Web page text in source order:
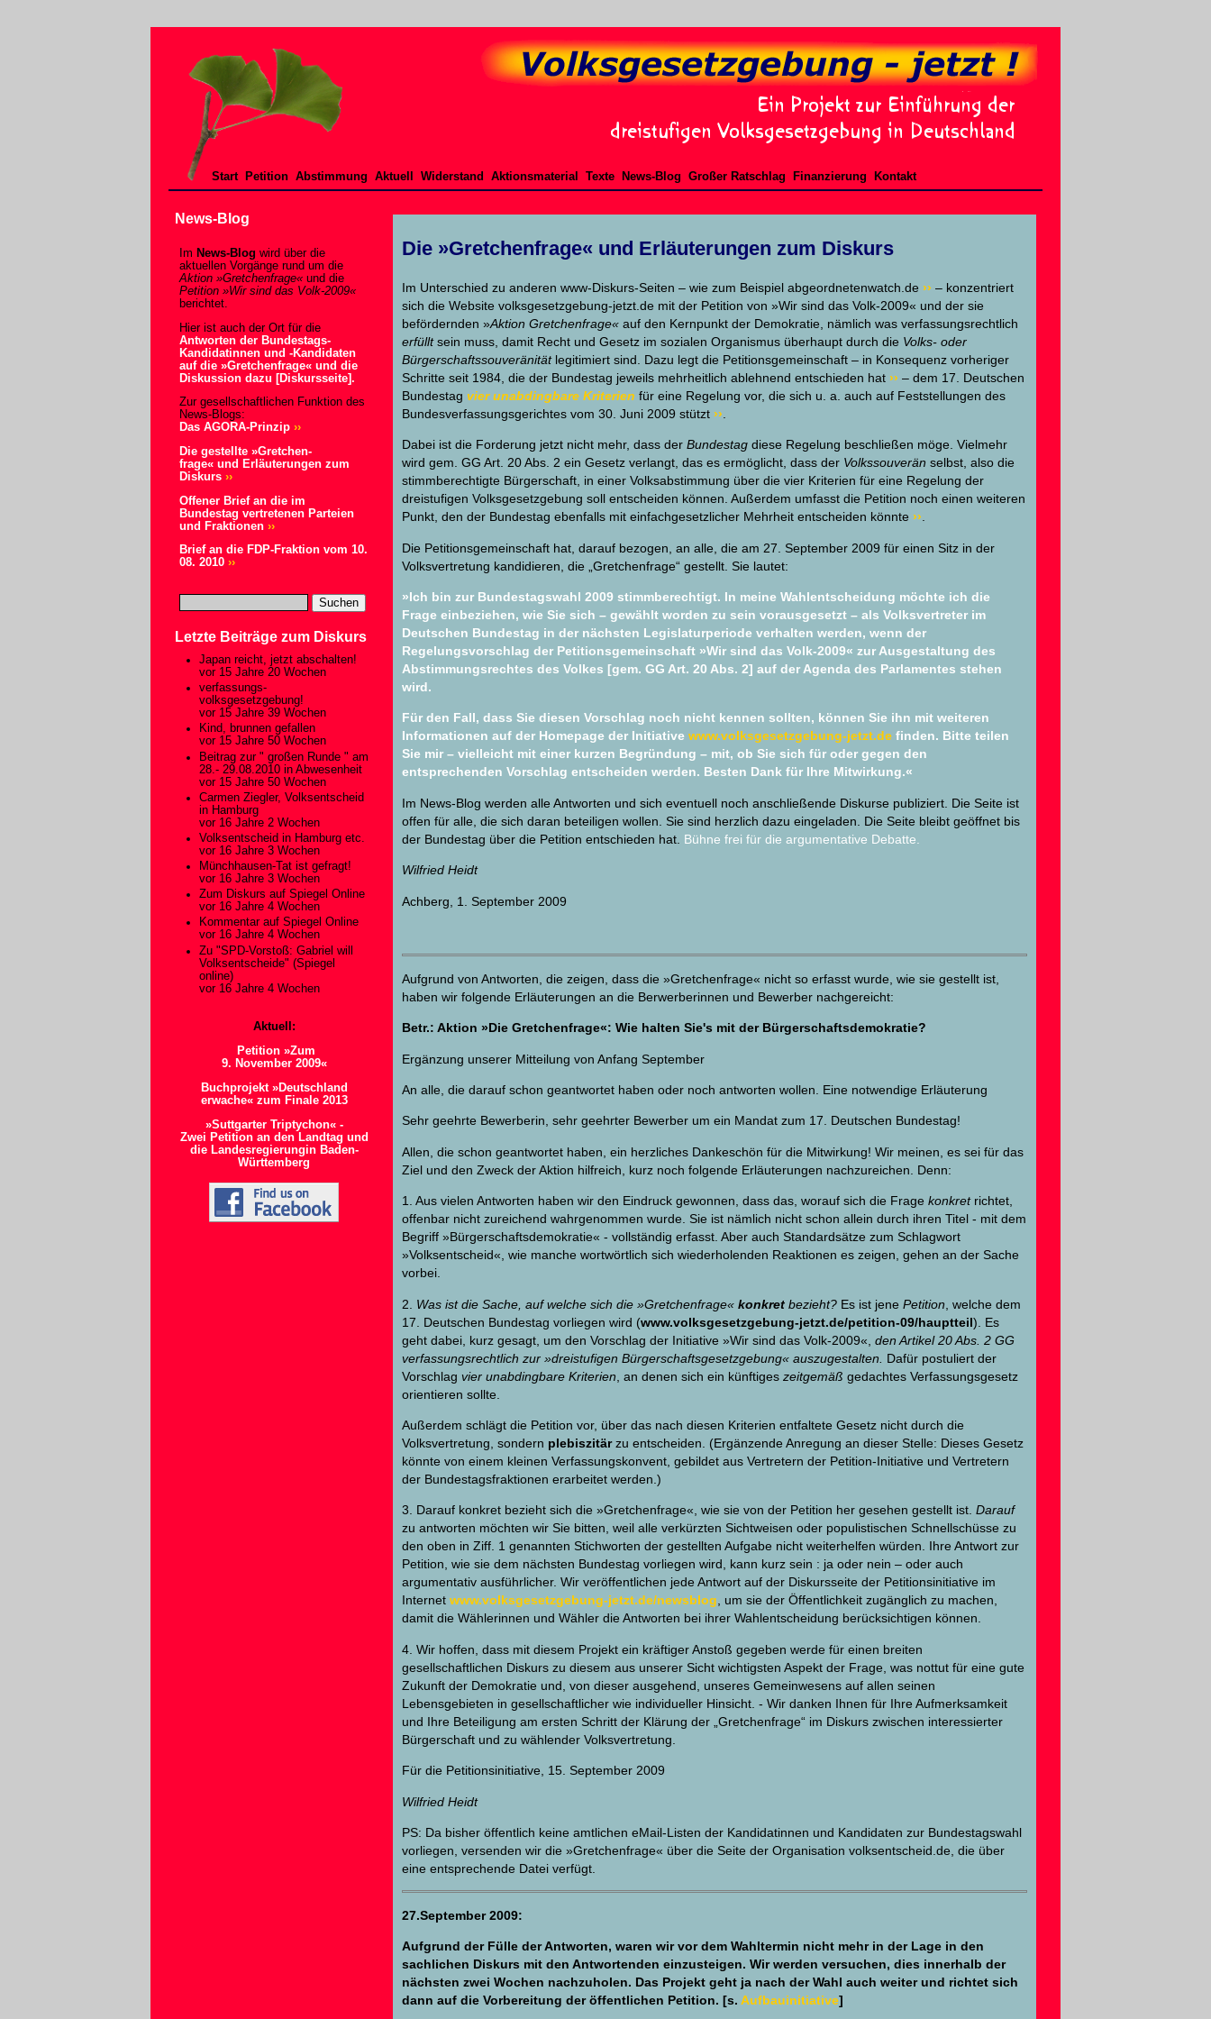
Start Petition Abstimmung Aktuell Widerstand Aktionsmaterial Texte News-Blog Großer Ratschlag Finanzierung Kontakt
News-Blog
Im News-Blog wird über die
aktuellen Vorgänge rund um die
Aktion »Gretchenfrage« und die
Petition »Wir sind das Volk-2009«
berichtet.
Hier ist auch der Ort für die
Antworten der Bundestags-
Kandidatinnen und -Kandidaten
auf die »Gretchenfrage« und die
Diskussion dazu [Diskursseite].
Zur gesellschaftlichen Funktion des
News-Blogs:
Das AGORA-Prinzip ››
Die gestellte »Gretchen-
frage« und Erläuterungen zum
Diskurs ››
Offener Brief an die im
Bundestag vertretenen Parteien
und Fraktionen ››
Brief an die FDP-Fraktion vom 10.
08. 2010 ››
Letzte Beiträge zum Diskurs
Japan reicht, jetzt abschalten!
vor 15 Jahre 20 Wochen
verfassungs-
volksgesetzgebung!
vor 15 Jahre 39 Wochen
Kind, brunnen gefallen
vor 15 Jahre 50 Wochen
Beitrag zur " großen Runde " am
28.- 29.08.2010 in Abwesenheit
vor 15 Jahre 50 Wochen
Carmen Ziegler, Volksentscheid
in Hamburg
vor 16 Jahre 2 Wochen
Volksentscheid in Hamburg etc.
vor 16 Jahre 3 Wochen
Münchhausen-Tat ist gefragt!
vor 16 Jahre 3 Wochen
Zum Diskurs auf Spiegel Online
vor 16 Jahre 4 Wochen
Kommentar auf Spiegel Online
vor 16 Jahre 4 Wochen
Zu "SPD-Vorstoß: Gabriel will
Volksentscheide" (Spiegel
online)
vor 16 Jahre 4 Wochen
Aktuell:
Petition »Zum
9. November 2009«
Buchprojekt »Deutschland
erwache« zum Finale 2013
»Suttgarter Triptychon« -
Zwei Petition an den Landtag und
die Landesregierungin Baden-
Württemberg
Die »Gretchenfrage« und Erläuterungen zum Diskurs
Im Unterschied zu anderen www-Diskurs-Seiten – wie zum Beispiel abgeordnetenwatch.de›› – konzentriert
sich die Website volksgesetzgebung-jetzt.de mit der Petition von »Wir sind das Volk-2009« und der sie
befördernden »Aktion Gretchenfrage« auf den Kernpunkt der Demokratie, nämlich was verfassungsrechtlich
erfülltsein muss, damit Recht und Gesetz im sozialen Organismus überhaupt durch die Volks- oder
Bürgerschaftssouveränität legitimiert sind. Dazu legt die Petitionsgemeinschaft – in Konsequenz vorheriger
Schritte seit 1984, die der Bundestag jeweils mehrheitlich ablehnend entschieden hat›› – dem 17. Deutschen
Bundestagvier unabdingbare Kriterien für eine Regelung vor, die sich u. a. auch auf Feststellungen des
Bundesverfassungsgerichtes vom 30. Juni 2009 stützt››
Dabei ist die Forderung jetzt nicht mehr, dass derBundestag diese Regelung beschließen möge. Vielmehr
wird gem. GG Art. 20 Abs. 2 ein Gesetz verlangt, das es ermöglicht, dass der Volkssouverän selbst, also die
stimmberechtigte Bürgerschaft, in einer Volksabstimmung über die vier Kriterien für eine Regelung der
dreistufigen Volksgesetzgebung soll entscheiden können. Außerdem umfasst die Petition noch einen weiteren
Punkt, den der Bundestag ebenfalls mit einfachgesetzlicher Mehrheit entscheiden könnte››.
Die Petitionsgemeinschaft hat, darauf bezogen, an alle, die am 27. September 2009 für einen Sitz in der
Volksvertretung kandidieren, die „Gretchenfrage“ gestellt. Sie lautet:
»Ich bin zur Bundestagswahl 2009 stimmberechtigt. In meine Wahlentscheidung möchte ich die
Frage einbeziehen, wie Sie sich – gewählt worden zu sein vorausgesetzt – als Volksvertreter im
Deutschen Bundestag in der nächsten Legislaturperiode verhalten werden, wenn der
Regelungsvorschlag der Petitionsgemeinschaft »Wir sind das Volk-2009« zur Ausgestaltung des
Abstimmungsrechtes des Volkes [gem. GG Art. 20 Abs. 2] auf der Agenda des Parlamentes stehen
wird.
Für den Fall, dass Sie diesen Vorschlag noch nicht kennen sollten, können Sie ihn mit weiteren
Informationen auf der Homepage der Initiativewww.volksgesetzgebung-jetzt.de finden. Bitte teilen
Sie mir – vielleicht mit einer kurzen Begründung – mit, ob Sie sich für oder gegen den
entsprechenden Vorschlag entscheiden werden. Besten Dank für Ihre Mitwirkung.«
Im News-Blog werden alle Antworten und sich eventuell noch anschließende Diskurse publiziert. Die Seite ist
offen für alle, die sich daran beteiligen wollen. Sie sind herzlich dazu eingeladen. Die Seite bleibt geöffnet bis
der Bundestag über die Petition entschieden hat. Bühne frei für die argumentative Debatte.
Wilfried Heidt
Achberg, 1. September 2009
Aufgrund von Antworten, die zeigen, dass die »Gretchenfrage« nicht so erfasst wurde, wie sie gestellt ist,
haben wir folgende Erläuterungen an die Berwerberinnen und Bewerber nachgereicht:
Betr.: Aktion »Die Gretchenfrage«: Wie halten Sie's mit der Bürgerschaftsdemokratie?
Ergänzung unserer Mitteilung von Anfang September
An alle, die darauf schon geantwortet haben oder noch antworten wollen. Eine notwendige Erläuterung
Sehr geehrte Bewerberin, sehr geehrter Bewerber um ein Mandat zum 17. Deutschen Bundestag!
Allen, die schon geantwortet haben, ein herzliches Dankeschön für die Mitwirkung! Wir meinen, es sei für das
Ziel und den Zweck der Aktion hilfreich, kurz noch folgende Erläuterungen nachzureichen. Denn:
1. Aus vielen Antworten haben wir den Eindruck gewonnen, dass das, worauf sich die Fragekonkretrichtet,
offenbar nicht zureichend wahrgenommen wurde. Sie ist nämlich nicht schon allein durch ihren Titel - mit dem
Begriff »Bürgerschaftsdemokratie« - vollständig erfasst. Aber auch Standardsätze zum Schlagwort
»Volksentscheid«, wie manche wortwörtlich sich wiederholenden Reaktionen es zeigen, gehen an der Sache
vorbei.
2. Was ist die Sache, auf welche sich die »Gretchenfrage« konkret bezieht? Es ist jenePetition , welche dem
17. Deutschen Bundestag vorliegen wird (www.volksgesetzgebung-jetzt.de/petition-09/hauptteil). Es
geht dabei, kurz gesagt, um den Vorschlag der Initiative »Wir sind das Volk-2009«,den Artikel 20 Abs. 2 GG
verfassungsrechtlich zur »dreistufigen Bürgerschaftsgesetzgebung« auszugestalten. Dafür postuliert der
Vorschlagvier unabdingbare Kriterien , an denen sich ein künftigeszeitgemäßgedachtes Verfassungsgesetz
orientieren sollte.
Außerdem schlägt die Petition vor, über das nach diesen Kriterien entfaltete Gesetz nicht durch die
Volksvertretung, sondern plebiszitärzu entscheiden. (Ergänzende Anregung an dieser Stelle: Dieses Gesetz
könnte von einem kleinen Verfassungskonvent, gebildet aus Vertretern der Petition-Initiative und Vertretern
der Bundestagsfraktionen erarbeitet werden.)
3. Darauf konkret bezieht sich die »Gretchenfrage«, wie sie von der Petition her gesehen gestellt ist.Darauf
zu antworten möchten wir Sie bitten, weil alle verkürzten Sichtweisen oder populistischen Schnellschüsse zu
den oben in Ziff. 1 genannten Stichworten der gestellten Aufgabe nicht weiterhelfen würden. Ihre Antwort zur
Petition, wie sie dem nächsten Bundestag vorliegen wird, kann kurz sein : ja oder nein – oder auch
argumentativ ausführlicher. Wir veröffentlichen jede Antwort auf der Diskursseite der Petitionsinitiative im
Internetwww.volksgesetzgebung-jetzt.de/newsblog, um sie der Öffentlichkeit zugänglich zu machen,
damit die Wählerinnen und Wähler die Antworten bei ihrer Wahlentscheidung berücksichtigen können.
4. Wir hoffen, dass mit diesem Projekt ein kräftiger Anstoß gegeben werde für einen breiten
gesellschaftlichen Diskurs zu diesem aus unserer Sicht wichtigsten Aspekt der Frage, was nottut für eine gute
Zukunft der Demokratie und, von dieser ausgehend, unseres Gemeinwesens auf allen seinen
Lebensgebieten in gesellschaftlicher wie individueller Hinsicht. - Wir danken Ihnen für Ihre Aufmerksamkeit
und Ihre Beteiligung am ersten Schritt der Klärung der „Gretchenfrage“ im Diskurs zwischen interessierter
Bürgerschaft und zu wählender Volksvertretung.
Für die Petitionsinitiative, 15. September 2009
Wilfried Heidt
PS: Da bisher öffentlich keine amtlichen eMail-Listen der Kandidatinnen und Kandidaten zur Bundestagswahl
vorliegen, versenden wir die »Gretchenfrage« über die Seite der Organisation volksentscheid.de, die über
eine entsprechende Datei verfügt.
27.September 2009:
Aufgrund der Fülle der Antworten, waren wir vor dem Wahltermin nicht mehr in der Lage in den
sachlichen Diskurs mit den Antwortenden einzusteigen. Wir werden versuchen, dies innerhalb der
nächsten zwei Wochen nachzuholen. Das Projekt geht ja nach der Wahl auch weiter und richtet sich
dann auf die Vorbereitung der öffentlichen Petition. [s.Aufbauinitiative]